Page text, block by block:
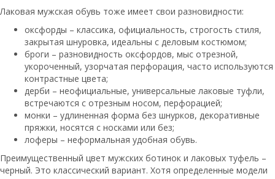
Лаковая мужская обувь тоже имеет свои разновидности:
оксфорды – классика, официальность, строгость стиля,
закрытая шнуровка, идеальны с деловым костюмом;
броги – разновидность оксфордов, мыс отрезной,
укороченный, узорчатая перфорация, часто используются
контрастные цвета;
дерби – неофициальные, универсальные лаковые туфли,
встречаются с отрезным носом, перфорацией;
монки – удлиненная форма без шнурков, декоративные
пряжки, носятся с носками или без;
лоферы – неформальная удобная обувь.
Преимущественный цвет мужских ботинок и лаковых туфель –
черный. Это классический вариант. Хотя определенные модели